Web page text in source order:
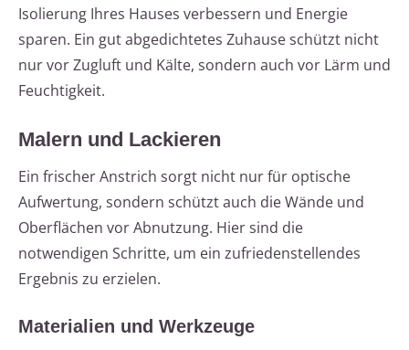
Isolierung Ihres Hauses verbessern und Energie
sparen. Ein gut abgedichtetes Zuhause schützt nicht
nur vor Zugluft und Kälte, sondern auch vor Lärm und
Feuchtigkeit.
Malern und Lackieren
Ein frischer Anstrich sorgt nicht nur für optische
Aufwertung, sondern schützt auch die Wände und
Oberflächen vor Abnutzung. Hier sind die
notwendigen Schritte, um ein zufriedenstellendes
Ergebnis zu erzielen.
Materialien und Werkzeuge